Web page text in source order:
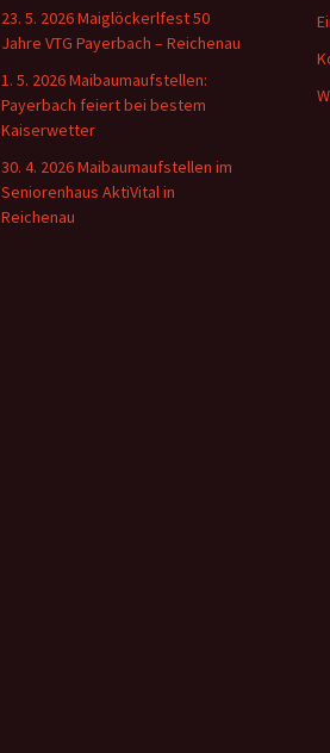
2008
23. 5. 2026 Maiglöckerlfest 50
Jahre VTG Payerbach – Reichenau
1. 5. 2026 Maibaumaufstellen:
Payerbach feiert bei bestem
Kaiserwetter
30. 4. 2026 Maibaumaufstellen im
Seniorenhaus AktiVital in
Reichenau